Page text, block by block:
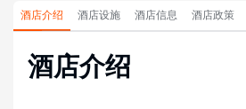
酒店介绍 酒店设施 酒店信息 酒店政策
酒店介绍